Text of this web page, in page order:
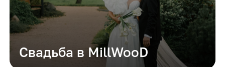
Свадьба в MillWooD